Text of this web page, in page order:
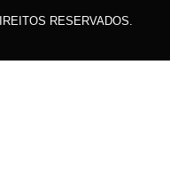
RESERVADOS.